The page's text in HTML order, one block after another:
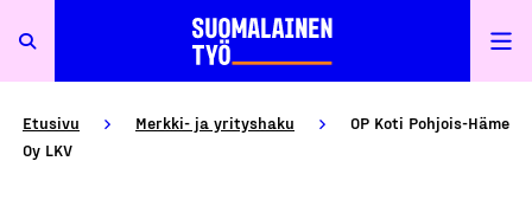
Etusivu Merkki- ja yrityshaku
OP Koti Pohjois-Häme
Oy LKV